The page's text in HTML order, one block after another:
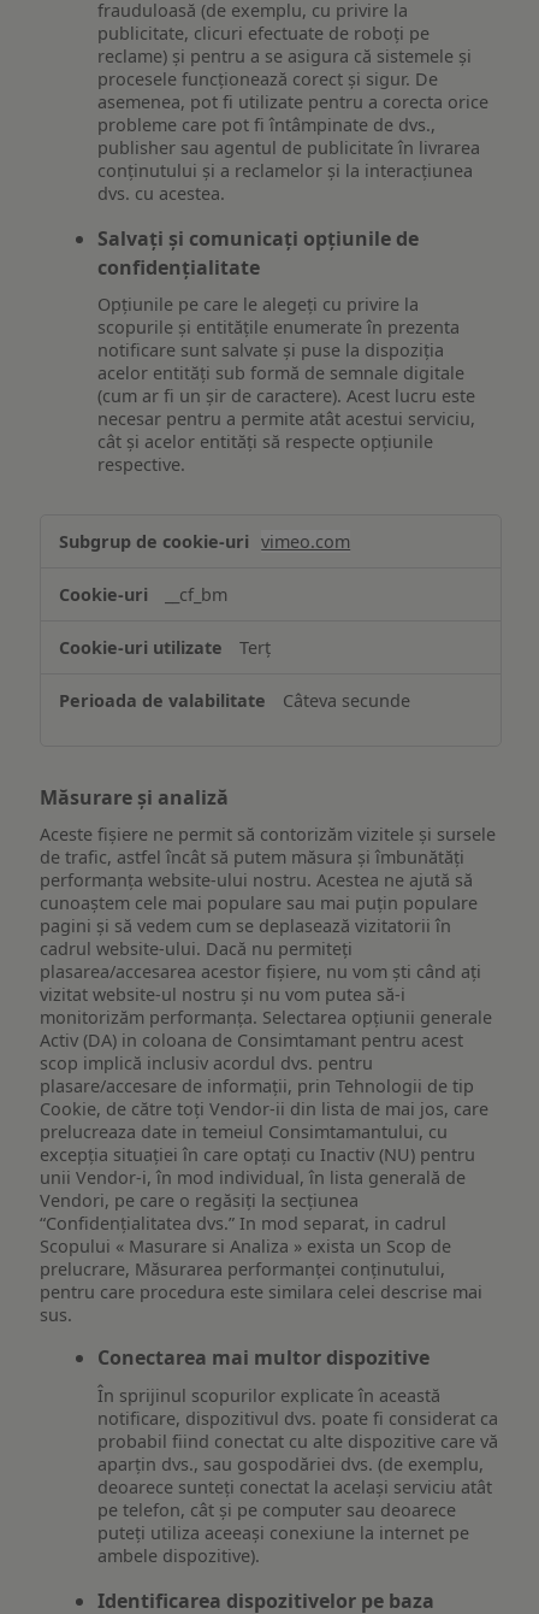
frauduloasă (de exemplu, cu privire la
publicitate, clicuri efectuate de roboți pe
reclame) și pentru a se asigura că sistemele și
procesele funcționează corect și sigur. De
asemenea, pot fi utilizate pentru a corecta orice
probleme care pot fi întâmpinate de dvs.,
publisher sau agentul de publicitate în livrarea
conținutului și a reclamelor și la interacțiunea
dvs. cu acestea.
Salvați și comunicați opțiunile de
confidențialitate
Opțiunile pe care le alegeți cu privire la
scopurile și entitățile enumerate în prezenta
notificare sunt salvate și puse la dispoziția
acelor entități sub formă de semnale digitale
(cum ar fi un șir de caractere). Acest lucru este
necesar pentru a permite atât acestui serviciu,
cât și acelor entități să respecte opțiunile
respective.
Asigurarea
funcționalităților
website-
ului
vimeo.com
__cf_bm
Terț
Câteva secunde
Măsurare și analiză
Aceste fișiere ne permit să contorizăm vizitele și sursele
de trafic, astfel încât să putem măsura și îmbunătăți
performanța website-ului nostru. Acestea ne ajută să
cunoaștem cele mai populare sau mai puțin populare
pagini și să vedem cum se deplasează vizitatorii în
cadrul website-ului. Dacă nu permiteți
plasarea/accesarea acestor fișiere, nu vom ști când ați
vizitat website-ul nostru și nu vom putea să-i
monitorizăm performanța. Selectarea opțiunii generale
Activ (DA) in coloana de Consimtamant pentru acest
scop implică inclusiv acordul dvs. pentru
plasare/accesare de informații, prin Tehnologii de tip
Cookie, de către toți Vendor-ii din lista de mai jos, care
prelucreaza date in temeiul Consimtamantului, cu
excepția situației în care optați cu Inactiv (NU) pentru
unii Vendor-i, în mod individual, în lista generală de
Vendori, pe care o regăsiți la secțiunea
“Confidențialitatea dvs.” In mod separat, in cadrul
Scopului « Masurare si Analiza » exista un Scop de
prelucrare, Măsurarea performanței conținutului,
pentru care procedura este similara celei descrise mai
sus.
Conectarea mai multor dispozitive
În sprijinul scopurilor explicate în această
notificare, dispozitivul dvs. poate fi considerat ca
probabil fiind conectat cu alte dispozitive care vă
aparțin dvs., sau gospodăriei dvs. (de exemplu,
deoarece sunteți conectat la același serviciu atât
pe telefon, cât și pe computer sau deoarece
puteți utiliza aceeași conexiune la internet pe
ambele dispozitive).
Identificarea dispozitivelor pe baza